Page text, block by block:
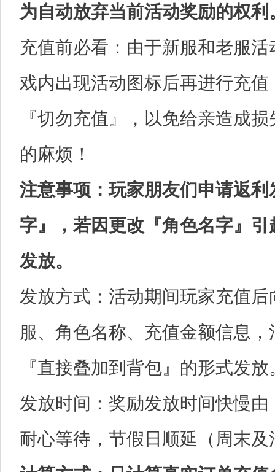
为自动放弃当前活动奖励的权利
充值前必看：由于新服和老服
戏内出现活动图标后再进行充
『切勿充值』，以免给亲造成
的麻烦！
注意事项：玩家朋友们申请返
字』，若因更改『角色名字』
发放。
发放方式：活动期间玩家充值
服、角色名称、充值金额信息
『直接叠加到背包』的形式发放
发放时间：奖励发放时间快慢
耐心等待，节假日顺延（周末